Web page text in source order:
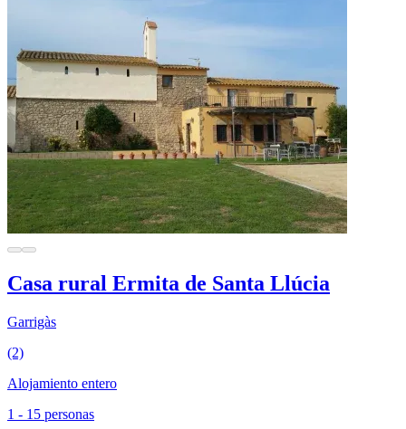
Casa rural Ermita de Santa Llúcia
Garrigàs
(2)
Alojamiento entero
1 - 15 personas